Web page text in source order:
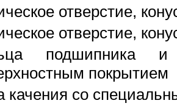
отверстие,
отверстие,
подшипника
покрытием
качения со